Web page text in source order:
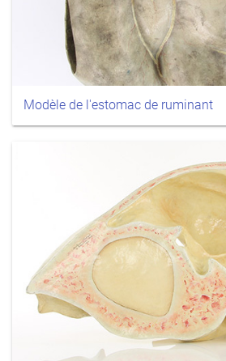
Modèle de l'estomac de ruminant